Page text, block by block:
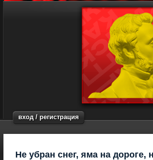
вход / регистрация
Не убран снег, яма на дороге,